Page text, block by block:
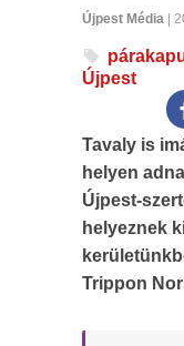
Újpest Média |
Újpest
Tavaly is
helyen
Újpest-
helyeznek
Trippon